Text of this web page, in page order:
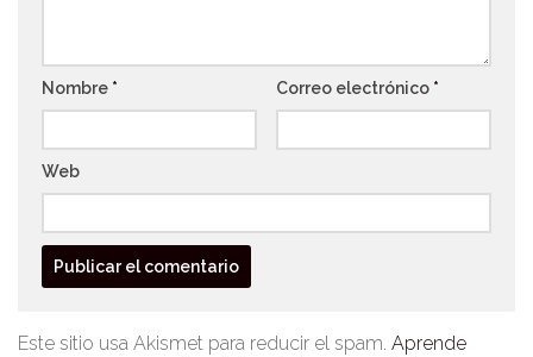
Nombre * Correo electrónico *
Web
Este sitio usa Akismet para reducir el spam. Aprende